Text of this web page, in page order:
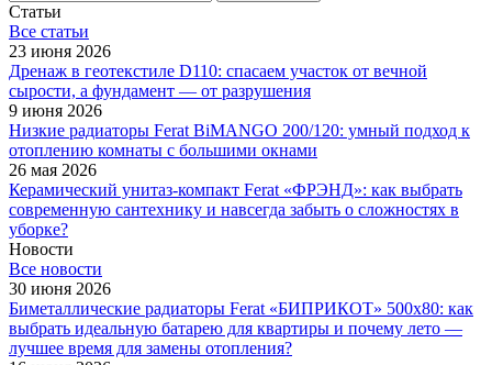
Статьи
Все cтатьи
23 июня 2026
Дренаж в геотекстиле D110: спасаем участок от вечной
сырости, а фундамент — от разрушения
9 июня 2026
Низкие радиаторы Ferat BiMANGO 200/120: умный подход к
отоплению комнаты с большими окнами
26 мая 2026
Керамический унитаз-компакт Ferat «ФРЭНД»: как выбрать
современную сантехнику и навсегда забыть о сложностях в
уборке?
Новости
Все новости
30 июня 2026
Биметаллические радиаторы Ferat «БИПРИКОТ» 500x80: как
выбрать идеальную батарею для квартиры и почему лето —
лучшее время для замены отопления?